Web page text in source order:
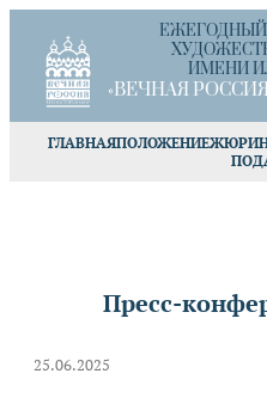
ИМЕНИ
«ВЕЧНАЯ
ГЛАВНАЯПОЛОЖЕНИЕЖЮРИ
Пресс-
25.06.2025